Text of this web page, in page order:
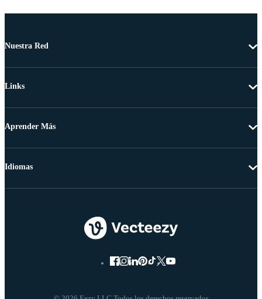
Nuestra Red
Links
Aprender Más
Idiomas